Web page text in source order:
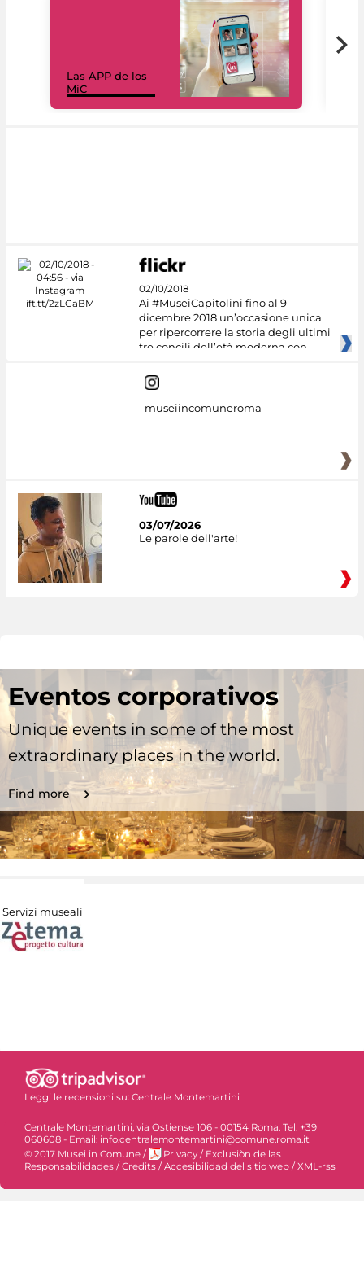
Las APP de los
MiC
02/10/2018
Ai #MuseiCapitolini fino al 9
dicembre 2018 un’occasione unica
per ripercorrere la storia degli ultimi
tre concili dell’età moderna con
museiincomuneroma
03/07/2026
Le parole dell'arte!
Eventos corporativos
Unique events in some of the most
extraordinary places in the world.
Find more
Servizi museali
Leggi le recensioni su: Centrale Montemartini
Centrale Montemartini, via Ostiense 106 - 00154 Roma. Tel. +39
060608 - Email: info.centralemontemartini@comune.roma.it
© 2017 Musei in Comune / Privacy / Exclusiòn de las
Responsabilidades /Credits /Accesibilidad del sitio web /XML-rss